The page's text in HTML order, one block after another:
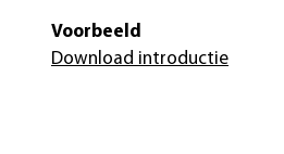
Voorbeeld
Download introductie